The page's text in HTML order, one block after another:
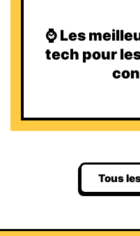
⌚️ Les
tech pour
Tous